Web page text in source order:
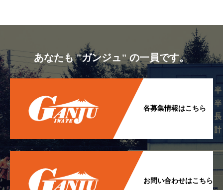
あなたも "ガンジュ" の一員です。
各募集情報はこちら
お問い合わせはこちら